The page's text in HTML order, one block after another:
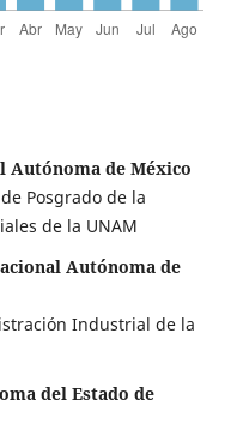
Autónoma de México
Posgrado de la
de la UNAM
Autónoma de
Industrial de la
del Estado de